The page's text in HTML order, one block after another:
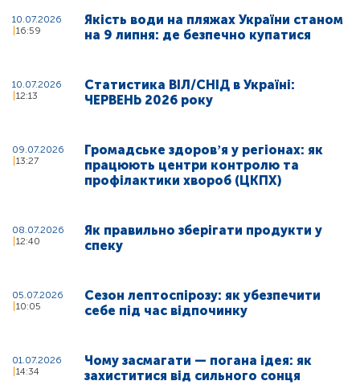
10.07.2026
16:59
Якість води на пляжах України станом
на 9 липня: де безпечно купатися
10.07.2026
12:13
Статистика ВІЛ/СНІД в Україні:
ЧЕРВЕНЬ 2026 року
09.07.2026
13:27
Громадське здоровʼя у регіонах: як
працюють центри контролю та
профілактики хвороб (ЦКПХ)
08.07.2026
12:40
Як правильно зберігати продукти у
спеку
05.07.2026
10:05
Сезон лептоспірозу: як убезпечити
себе під час відпочинку
01.07.2026
14:34
Чому засмагати — погана ідея: як
захиститися від сильного сонця